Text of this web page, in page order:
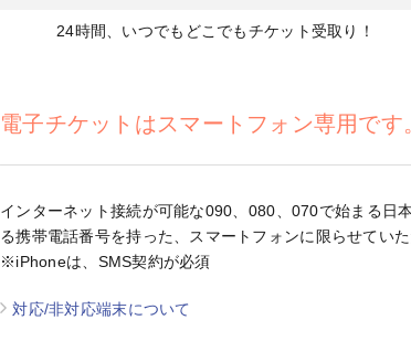
24時間、いつでもどこでもチケット受取り！
電子チケットはスマートフォン専用です
インターネット接続が可能な090、080、070で始まる日
る携帯電話番号を持った、スマートフォンに限らせていた
※iPhoneは、SMS契約が必須
対応/非対応端末について